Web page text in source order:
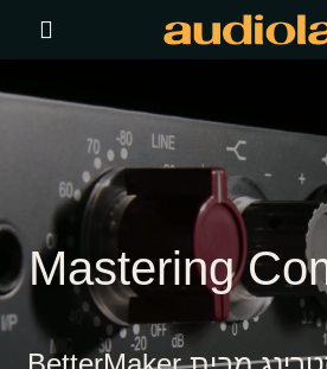
Mastering